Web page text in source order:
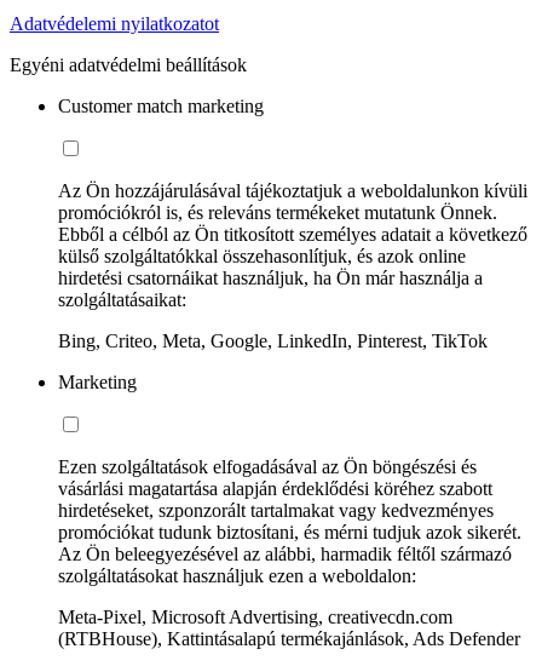
Adatvédelemi nyilatkozatot
Egyéni adatvédelmi beállítások
Customer match marketing
Az Ön hozzájárulásával tájékoztatjuk a weboldalunkon kívüli
promóciókról is, és releváns termékeket mutatunk Önnek.
Ebből a célból az Ön titkosított személyes adatait a következő
külső szolgáltatókkal összehasonlítjuk, és azok online
hirdetési csatornáikat használjuk, ha Ön már használja a
szolgáltatásaikat:
Bing, Criteo, Meta, Google, LinkedIn, Pinterest, TikTok
Marketing
Ezen szolgáltatások elfogadásával az Ön böngészési és
vásárlási magatartása alapján érdeklődési köréhez szabott
hirdetéseket, szponzorált tartalmakat vagy kedvezményes
promóciókat tudunk biztosítani, és mérni tudjuk azok sikerét.
Az Ön beleegyezésével az alábbi, harmadik féltől származó
szolgáltatásokat használjuk ezen a weboldalon:
Meta-Pixel, Microsoft Advertising, creativecdn.com
(RTBHouse), Kattintásalapú termékajánlások, Ads Defender